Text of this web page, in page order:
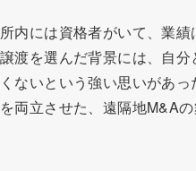
所内には資格者がいて、業
譲渡を選んだ背景には、自
くないという強い思いがあ
を両立させた、遠隔地M&Aの